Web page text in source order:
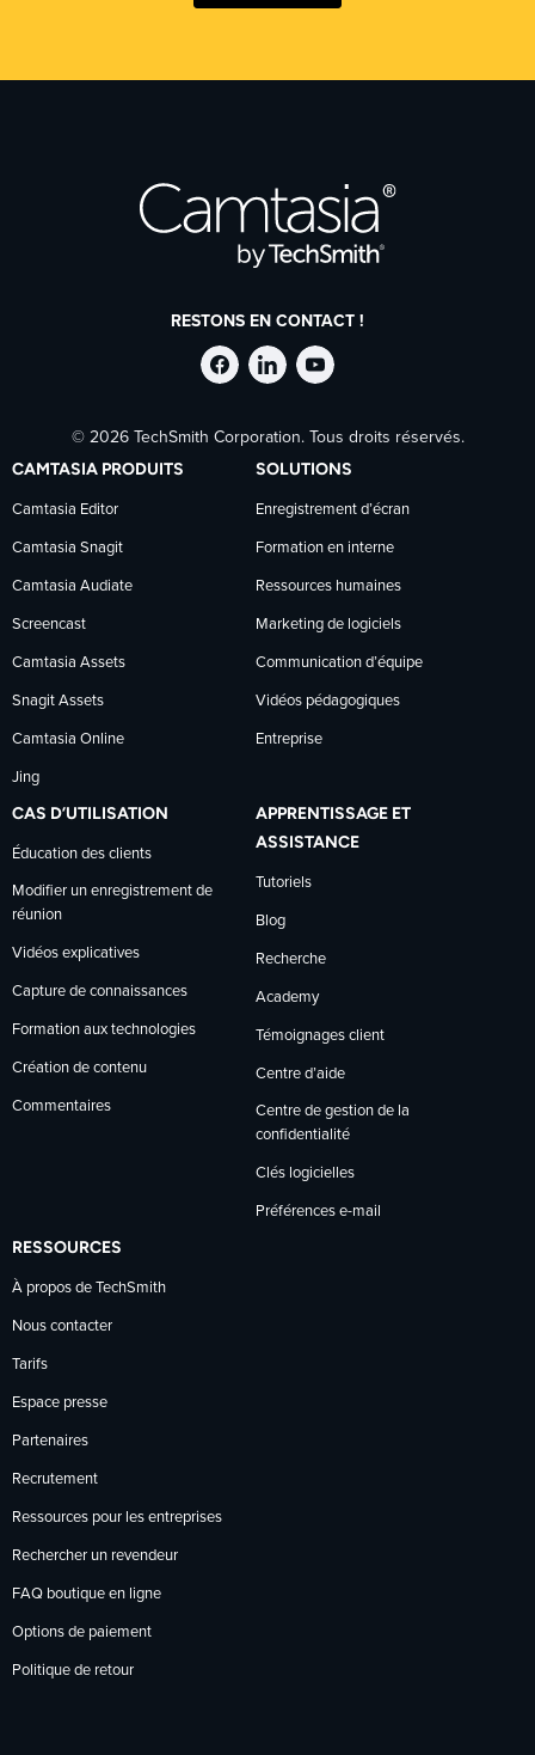
RESTONS EN CONTACT !
Suivre
TechSmith
sur
Facebook
Suivre
TechSmith
sur
LinkedIn
Suivre
TechSmith
sur
YouTube
© 2026 TechSmith Corporation. Tous droits réservés.
CAMTASIA PRODUITS
Camtasia Editor
Camtasia Snagit
Camtasia Audiate
Screencast
Camtasia Assets
Snagit Assets
Camtasia Online
Jing
SOLUTIONS
Enregistrement d’écran
Formation en interne
Ressources humaines
Marketing de logiciels
Communication d’équipe
Vidéos pédagogiques
Entreprise
CAS D’UTILISATION
Éducation des clients
Modifier un enregistrement de
réunion
Vidéos explicatives
Capture de connaissances
Formation aux technologies
Création de contenu
Commentaires
APPRENTISSAGE ET
ASSISTANCE
Tutoriels
Blog
Recherche
Academy
Témoignages client
Centre d’aide
Centre de gestion de la
confidentialité
Clés logicielles
Préférences e-mail
RESSOURCES
À propos de TechSmith
Nous contacter
Tarifs
Espace presse
Partenaires
Recrutement
Ressources pour les entreprises
Rechercher un revendeur
FAQ boutique en ligne
Options de paiement
Politique de retour